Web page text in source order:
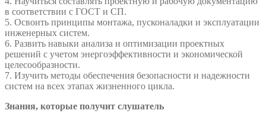
в соответствии с ГОСТ и СП.
5. Освоить принципы монтажа, пусконаладки и эксплуатации
инженерных систем.
6. Развить навыки анализа и оптимизации проектных
решений с учетом энергоэффективности и экономической
целесообразности.
7. Изучить методы обеспечения безопасности и надежности
систем на всех этапах жизненного цикла.
Знания, которые получит слушатель